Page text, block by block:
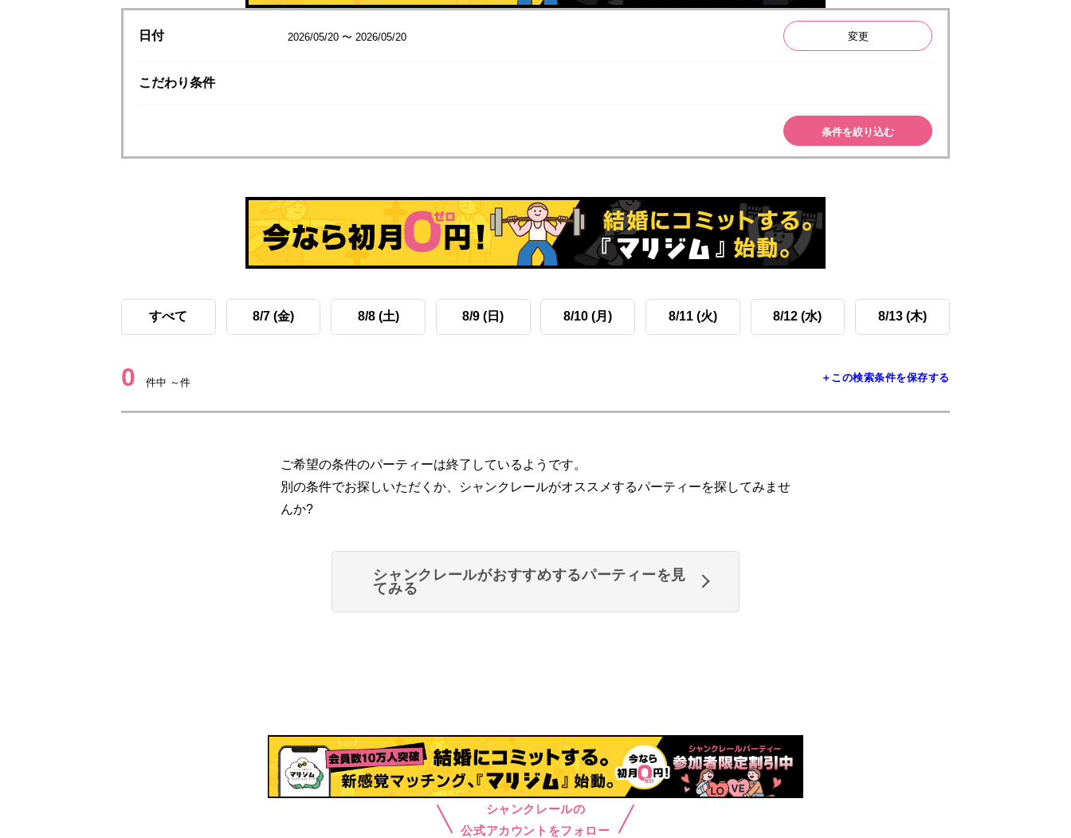
日付 2026/05/20 〜 2026/05/20 変更
こだわり条件
条件を絞り込む
すべて 8/7 (金) 8/8 (土) 8/9 (日) 8/10 (月) 8/11 (火) 8/12 (水) 8/13 (木)
0 件中 ～件 ＋この検索条件を保存する
ご希望の条件のパーティーは終了しているようです。
別の条件でお探しいただくか、シャンクレールがオススメするパーティーを探してみませ
んか?
シャンクレールがおすすめするパーティーを見
てみる
シャンクレールの
公式アカウントをフォロー